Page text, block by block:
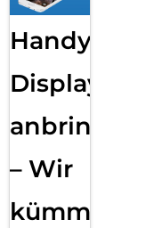
Handy
Displayfolie
anbringen
– Wir
kümmern